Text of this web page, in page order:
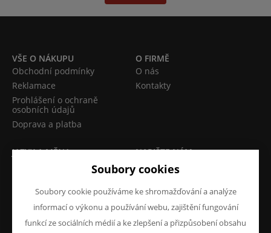
VŠE O NÁKUPU
Obchodní podmínky
Reklamace
Prohlášení o ochraně
osobních údajů
Doprava a platba
O FIRMĚ
O nás
Kontakty
JAZYK A MĚNA
CZK (Kč)
NAPIŠTE NÁM
Chcete nám něco sdělit o
shopu? Neváhejte napsat.
Chci napsat zprávu
Soubory cookies
Soubory cookie používáme ke shromažďování a analýze
informací o výkonu a používání webu, zajištění fungování
funkcí ze sociálních médií a ke zlepšení a přizpůsobení obsahu